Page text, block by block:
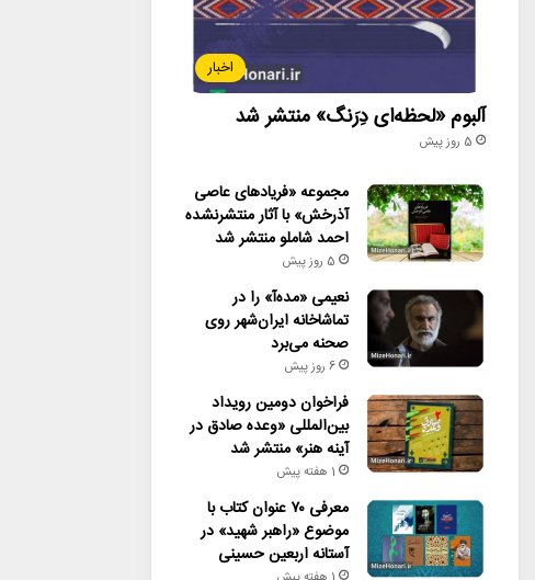
اخبار
آلبوم «لحظه‌ای دِرَنگ» منتشر شد
5 روز پیش
مجموعه «فریادهای عاصی
آذرخش» با آثار منتشرنشده
احمد شاملو منتشر شد
5 روز پیش
نعیمی «مده‌آ» را در
تماشاخانه ایران‌شهر روی
صحنه می‌برد
6 روز پیش
فراخوان دومین رویداد
بین‌المللی «وعده صادق در
آینه هنر» منتشر شد
1 هفته پیش
معرفی ۷۰ عنوان کتاب با
موضوع «راهبر شهید» در
آستانه اربعین حسینی